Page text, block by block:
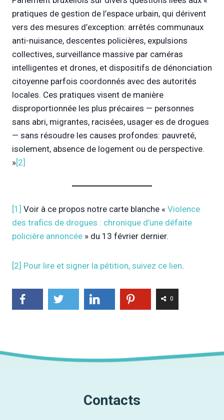
pratiques de gestion de l’espace urbain, qui dérivent
vers des mesures d’exception: arrêtés communaux
anti-nuisance, descentes policières, expulsions
collectives, surveillance massive par caméras
intelligentes et drones, et dispositifs de dénonciation
citoyenne parfois coordonnés avec des autorités
locales. Ces pratiques visent de manière
disproportionnée les plus précaires — personnes
sans abri, migrantes, racisées, usager·es de drogues
— sans résoudre les causes profondes: pauvreté,
isolement, absence de logement ou de perspective.
»[2]
[1] Voir à ce propos notre carte blanche « Violence
des trafics de drogues : chronique d’une défaite
policière annoncée » du 13 février dernier.
[2] Pour lire et signer la pétition, suivez ce lien.
0
Contacts